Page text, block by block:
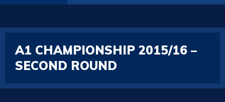
A1 CHAMPIONSHIP 2015/16 –
SECOND ROUND